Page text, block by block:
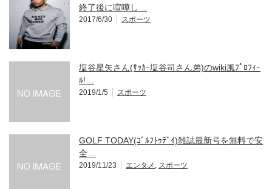
終了後に喧嘩し…
2017/6/30 スポーツ
塩谷星矢さん(ｻｯｶｰ塩谷司さん弟)のwiki風ﾌﾟﾛﾌｨｰ
ﾙ!…
2019/1/5 スポーツ
GOLF TODAY(ｺﾞﾙﾌﾄｩﾃﾞｲ)雑誌最新号を無料で安
全…
2019/11/23 エンタメ , スポーツ